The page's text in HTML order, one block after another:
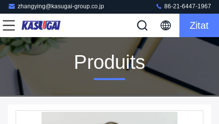
zhangying@kasugai-group.co.jp 86-21-6447-1967
Zitat
Produits